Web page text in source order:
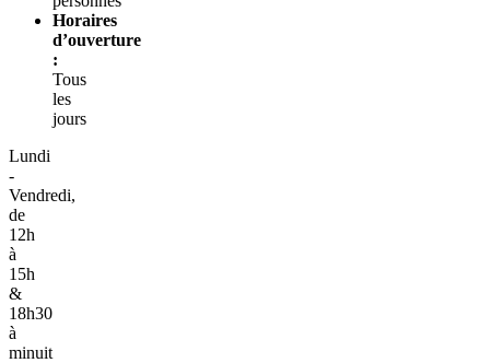
Horaires
d’ouverture
:
Tous
les
jours
Lundi
-
Vendredi,
de
12h
à
15h
&
18h30
à
minuit